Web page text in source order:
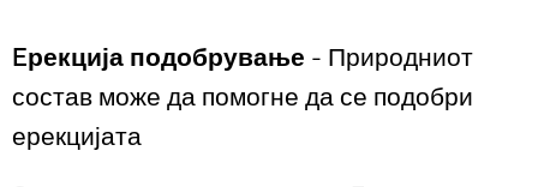
Eрекција подобрување - Природниот
состав може да помогне да се подобри
ерекцијата